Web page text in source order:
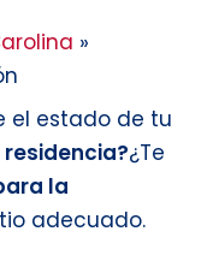
»
el estado de tu
¿Te
la
adecuado.